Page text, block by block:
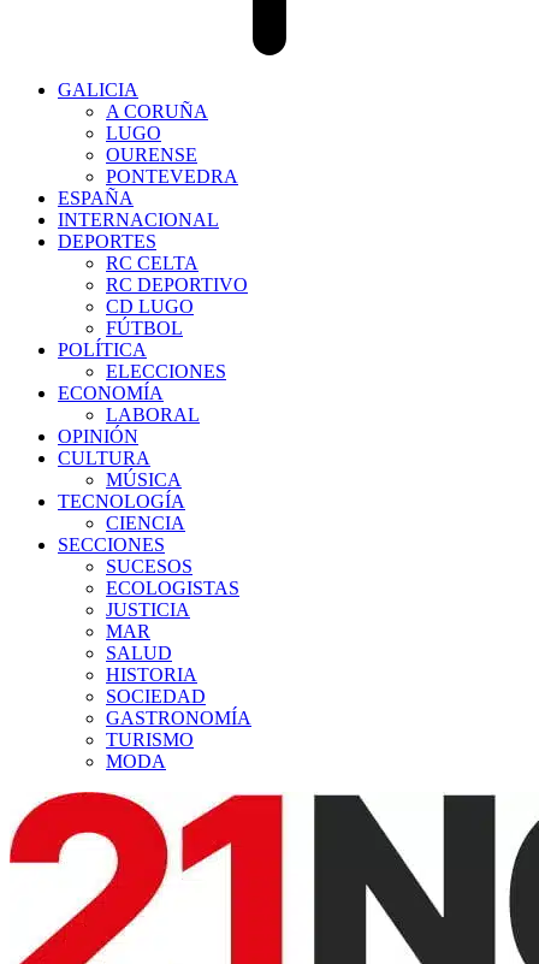
GALICIA
A CORUÑA
LUGO
OURENSE
PONTEVEDRA
ESPAÑA
INTERNACIONAL
DEPORTES
RC CELTA
RC DEPORTIVO
CD LUGO
FÚTBOL
POLÍTICA
ELECCIONES
ECONOMÍA
LABORAL
OPINIÓN
CULTURA
MÚSICA
TECNOLOGÍA
CIENCIA
SECCIONES
SUCESOS
ECOLOGISTAS
JUSTICIA
MAR
SALUD
HISTORIA
SOCIEDAD
GASTRONOMÍA
TURISMO
MODA